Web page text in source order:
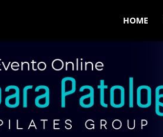
HOME